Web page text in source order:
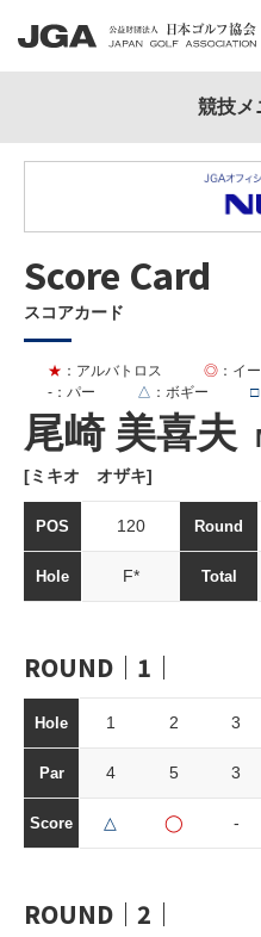
Score Card
スコアカード
尾崎 美喜夫
[ミキオ オザキ]
★ ：アルバトロス ◎ ：イ
- ：パー △ ：ボギー □
POS 120 Round
Hole F* Total
ROUND｜1｜
Hole 1 2 3
Par 4 5 3
Score △ ◯ -
ROUND｜2｜
競技メ